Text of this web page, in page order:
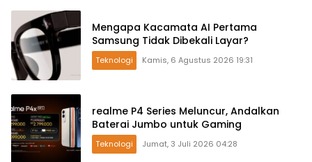
Mengapa Kacamata AI Pertama
Samsung Tidak Dibekali Layar?
Teknologi Kamis, 6 Agustus 2026 19:31
realme P4 Series Meluncur, Andalkan
Baterai Jumbo untuk Gaming
Teknologi Jumat, 3 Juli 2026 04:28